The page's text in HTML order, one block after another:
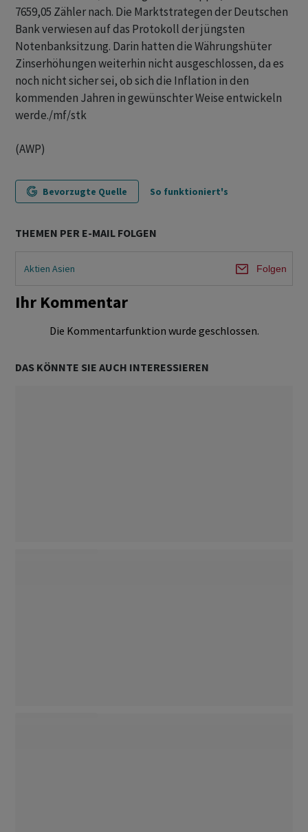
7659,05 Zähler nach. Die Marktstrategen der Deutschen
Bank verwiesen auf das Protokoll der jüngsten
Notenbanksitzung. Darin hatten die Währungshüter
Zinserhöhungen weiterhin nicht ausgeschlossen, da es
noch nicht sicher sei, ob sich die Inflation in den
kommenden Jahren in gewünschter Weise entwickeln
werde./mf/stk
(AWP)
Bevorzugte Quelle So funktioniert's
THEMEN PER E-MAIL FOLGEN
Aktien Asien Folgen
Ihr Kommentar
Die Kommentarfunktion wurde geschlossen.
DAS KÖNNTE SIE AUCH INTERESSIEREN